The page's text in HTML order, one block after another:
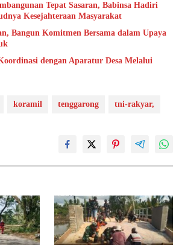
Tepat Sasaran, Babinsa Hadiri
Kesejahteraan Masyarakat
Bangun Komitmen Bersama dalam Upaya
dengan Aparatur Desa Melalui
koramil tenggarong tni-rakyar,